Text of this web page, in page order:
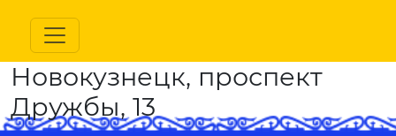
Новокузнецк, проспект
Дружбы, 13